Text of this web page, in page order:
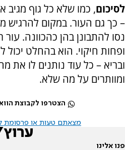
לסיכום, כמו שלא כל גוף מגיב
– כך גם העור. במקום להרגיש
נסו להתבונן בהן כהכוונה.
ופחות חיקוי. הוא בהחלט יכול
ובריא – כל עוד נותנים לו את
ומוותרים על מה שלא.
הצטרפו לקבוצת
מצאתם טעות או פרסומת
פנו אלינו